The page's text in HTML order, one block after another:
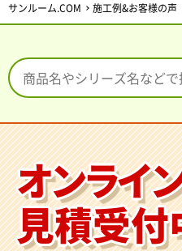
サンルーム.COM 施工例&お客様の声
オンライン
見積受付